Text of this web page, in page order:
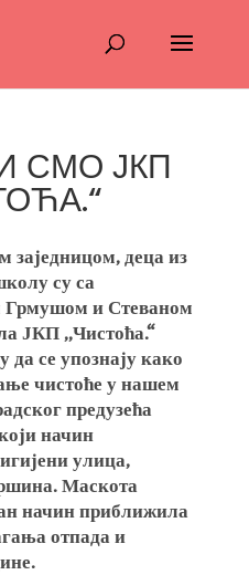
СМО ЈКП
заједницом, деца из
су са
Грмушом и Стеваном
ЈКП ,,Чистоћа.“
се упознају како
чистоће у нашем
предузећа
начин
улица,
Маскота
начин приближила
отпада и